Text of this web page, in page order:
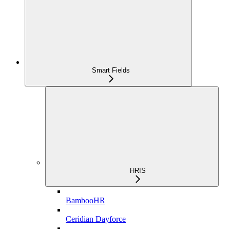
Smart Fields
HRIS
BambooHR
Ceridian Dayforce